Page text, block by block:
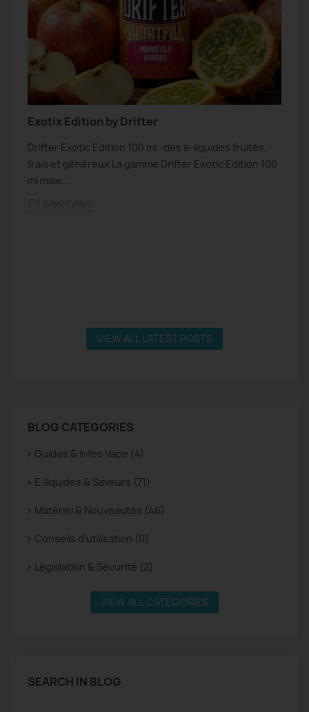
Exotix Edition by Drifter
Drifter Exotic Edition 100 ml : des e-liquides fruités,
frais et généreux La gamme Drifter Exotic Edition 100
ml mise...
VIEW ALL LATEST POSTS
BLOG CATEGORIES
Guides & Infos Vape (4)
E-liquides & Saveurs (71)
Matériel & Nouveautés (46)
Conseils d’utilisation (0)
Législation & Sécurité (2)
VIEW ALL CATEGORIES
SEARCH IN BLOG